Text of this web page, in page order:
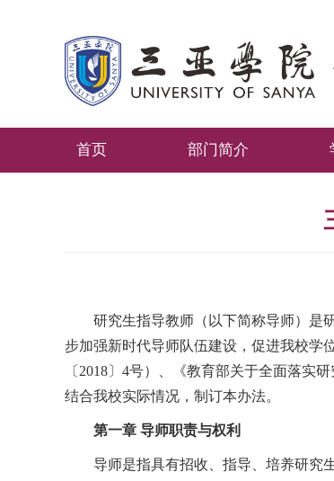
首页 部门简介
研究生指导教师（以下简称导师）是
步加强新时代导师队伍建设，促进我校学
〔2018〕4号）、《教育部关于全面落实
结合我校实际情况，制订本办法。
第一章 导师职责与权利
导师是指具有招收、指导、培养研究